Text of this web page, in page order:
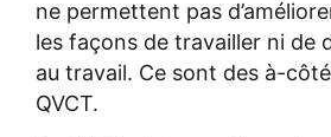
ne permettent pas
les façons de travailler ni de
au travail. Ce sont des à-
QVCT.